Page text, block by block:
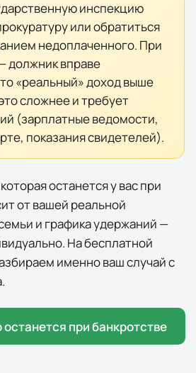
инспекцию
или обратиться
недоплаченного. При
должник вправе
«реальный» доход выше
сложнее и требует
(зарплатные ведомости,
показания свидетелей).
останется у вас при
от вашей реальной
и графика удержаний —
На бесплатной
именно ваш случай с
останется при банкротстве